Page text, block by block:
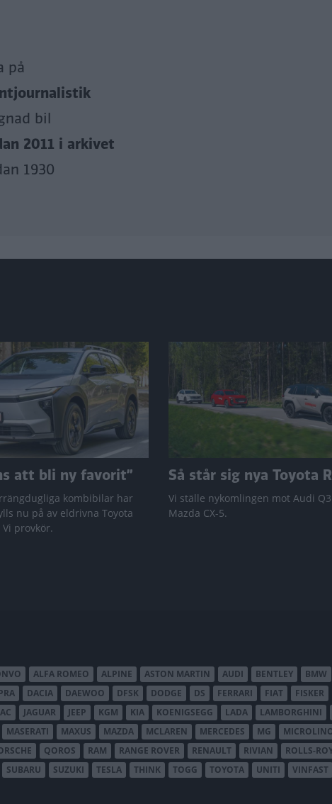
på
bil
2011 i arkivet
1930
att bli ny favorit”
kombibilar har
nu på av eldrivna Toyota
provkör.
Så står sig nya Toyota
Vi ställe nykomlingen mot Audi
Mazda CX-5.
ALFA ROMEO ALPINE ASTON MARTIN AUDI BENTLEY BMW
DACIA DAEWOO DFSK DODGE DS FERRARI FIAT FISKER
JAGUAR JEEP KGM KIA KOENIGSEGG LADA LAMBORGHINI
MASERATI MAXUS MAZDA MCLAREN MERCEDES MG
QOROS RAM RANGE ROVER RENAULT RIVIAN ROLLS-
SUBARU SUZUKI TESLA THINK TOGG TOYOTA UNITI VINFAST